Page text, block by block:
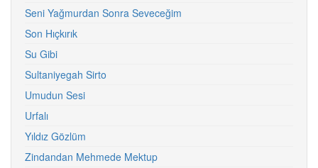
Seni Yağmurdan Sonra Seveceğim
Son Hıçkırık
Su Gibi
Sultaniyegah Sirto
Umudun Sesi
Urfalı
Yıldız Gözlüm
Zindandan Mehmede Mektup